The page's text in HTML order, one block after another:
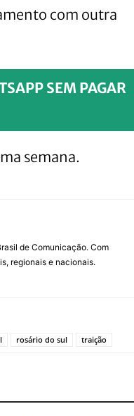
com outra
SEM PAGAR
semana.
de Comunicação. Com
regionais e nacionais.
rosário do sul traição